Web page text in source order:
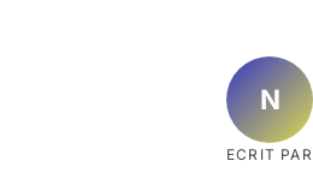
N
ECRIT PAR